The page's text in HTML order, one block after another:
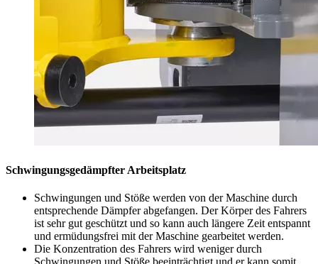
Schwingungsgedämpfter Arbeitsplatz
Schwingungen und Stöße werden von der Maschine durch
entsprechende Dämpfer abgefangen. Der Körper des Fahrers
ist sehr gut geschützt und so kann auch längere Zeit entspannt
und ermüdungsfrei mit der Maschine gearbeitet werden.
Die Konzentration des Fahrers wird weniger durch
Schwingungen und Stöße beeinträchtigt und er kann somit